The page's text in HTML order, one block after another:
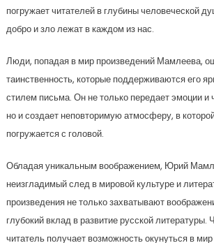
погружает читателей в глубины человеческой
добро и зло лежат в каждом из нас.
Люди, попадая в мир произведений Мамлеева,
таинственность, которые поддерживаются его
стилем письма. Он не только передает эмоции и
но и создает неповторимую атмосферу, в
погружается с головой.
Обладая уникальным воображением, Юрий
неизгладимый след в мировой культуре и
произведения не только захватывают
глубокий вклад в развитие русской литературы.
читатель получает возможность окунуться в